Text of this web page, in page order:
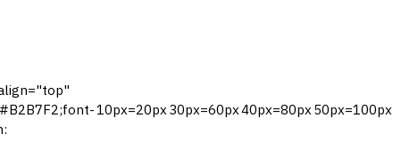
10px=20px30px=60px40px=80px50px=100px